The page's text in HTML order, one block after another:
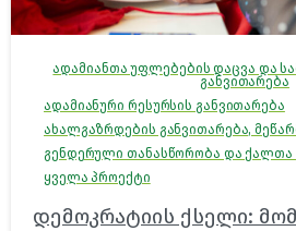
ადამიანთა უფლებების დაცვა და
განვითარება
ადამიანური რესურსის განვითარება
ახალგაზრდების განვითარება,
გენდერული თანასწორობა და ქალთა
ყველა პროექტი
დემოკრატიის ქსელი: